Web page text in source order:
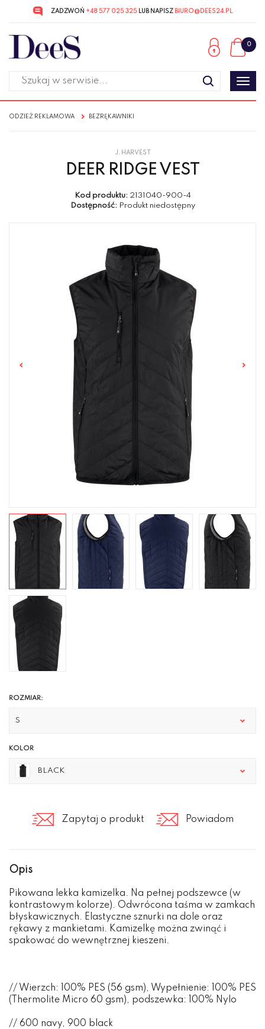
do menu
głównego
do
menu
w
ZADZWOŃ +48 577 025 325LUB NAPISZ BIURO@DEES24.PL
0
ODZIEŻ REKLAMOWA BEZRĘKAWNIKI
J. HARVEST
DEER RIDGE VEST
Kod produktu: 2131040-900-4
Dostępność: Produkt niedostępny
ROZMIAR:
S
KOLOR
BLACK
Zapytaj o produkt Powiadom
Opis
Pikowana lekka kamizelka. Na pełnej podszewce (w
kontrastowym kolorze). Odwrócona taśma w zamkach
błyskawicznych. Elastyczne sznurki na dole oraz
rękawy z mankietami. Kamizelkę można zwinąć i
spakować do wewnętrznej kieszeni.
// Wierzch: 100% PES (56 gsm), Wypełnienie: 100% PES
(Thermolite Micro 60 gsm), podszewka: 100% Nylo
// 600 navy, 900 black